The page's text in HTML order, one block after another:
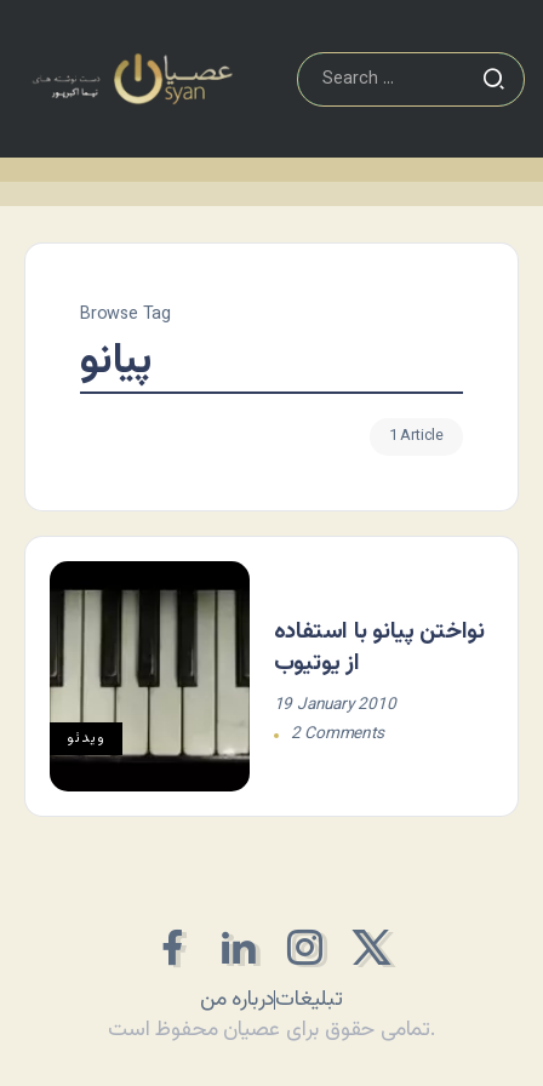
Browse Tag
پیانو
1 Article
ویدئو
نواختن پیانو با استفاده
از یوتیوب
19 January 2010
2 Comments
درباره منتبلیغات
تمامی حقوق برای عصیان محفوظ است.